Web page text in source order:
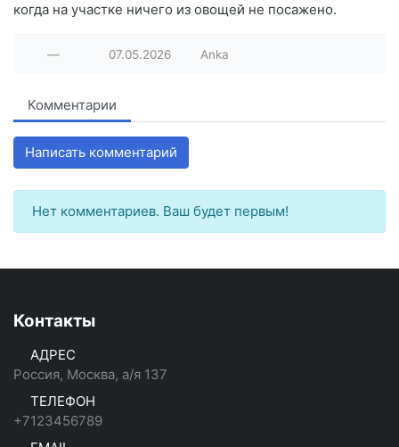
когда на участке ничего из овощей не посажено.
— 07.05.2026 Anka
Комментарии
Написать комментарий
Нет комментариев. Ваш будет первым!
Контакты
АДРЕС
Россия, Москва, а/я 137
ТЕЛЕФОН
+7123456789